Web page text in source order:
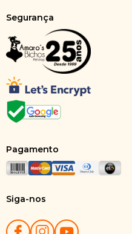
Segurança
Pagamento
Siga-nos